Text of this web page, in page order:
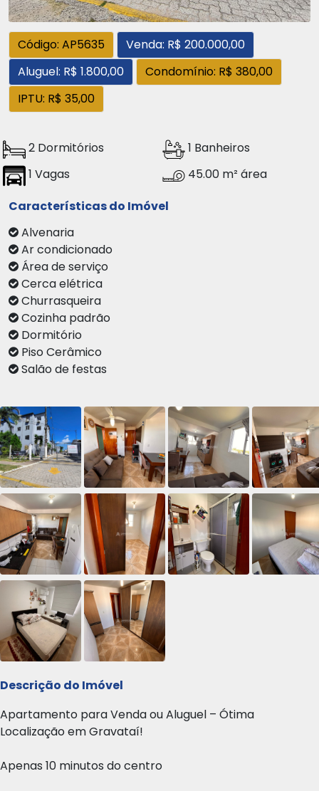
Código: AP5635
Venda: R$ 200.000,00
Aluguel: R$ 1.800,00
Condomínio: R$ 380,00
IPTU: R$ 35,00
2 Dormitórios
1 Banheiros
1 Vagas
45.00 m² área
Características do Imóvel
Alvenaria
Ar condicionado
Área de serviço
Cerca elétrica
Churrasqueira
Cozinha padrão
Dormitório
Piso Cerâmico
Salão de festas
Descrição do Imóvel
Apartamento para Venda ou Aluguel – Ótima
Localização em Gravataí!
Apenas 10 minutos do centro